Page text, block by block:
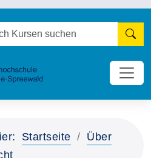
Startseite
Über